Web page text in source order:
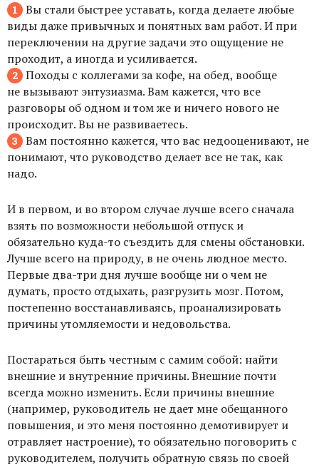
Вы стали быстрее уставать, когда делаете любые
виды даже привычных и понятных вам работ. И при
переключении на другие задачи это ощущение не
проходит, а иногда и усиливается.
Походы с коллегами за кофе, на обед, вообще
не вызывают энтузиазма. Вам кажется, что все
разговоры об одном и том же и ничего нового не
происходит. Вы не развиваетесь.
Вам постоянно кажется, что вас недооценивают, не
понимают, что руководство делает все не так, как
надо.
И в первом, и во втором случае лучше всего сначала
взять по возможности небольшой отпуск и
обязательно куда-то съездить для смены обстановки.
Лучше всего на природу, в не очень людное место.
Первые два-три дня лучше вообще ни о чем не
думать, просто отдыхать, разгрузить мозг. Потом,
постепенно восстанавливаясь, проанализировать
причины утомляемости и недовольства.
Постараться быть честным с самим собой: найти
внешние и внутренние причины. Внешние почти
всегда можно изменить. Если причины внешние
(например, руководитель не дает мне обещанного
повышения, и это меня постоянно демотивирует и
отравляет настроение), то обязательно поговорить с
руководителем, получить обратную связь по своей